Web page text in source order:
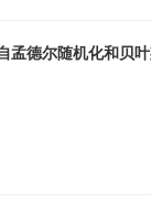
孟德尔随机化和贝